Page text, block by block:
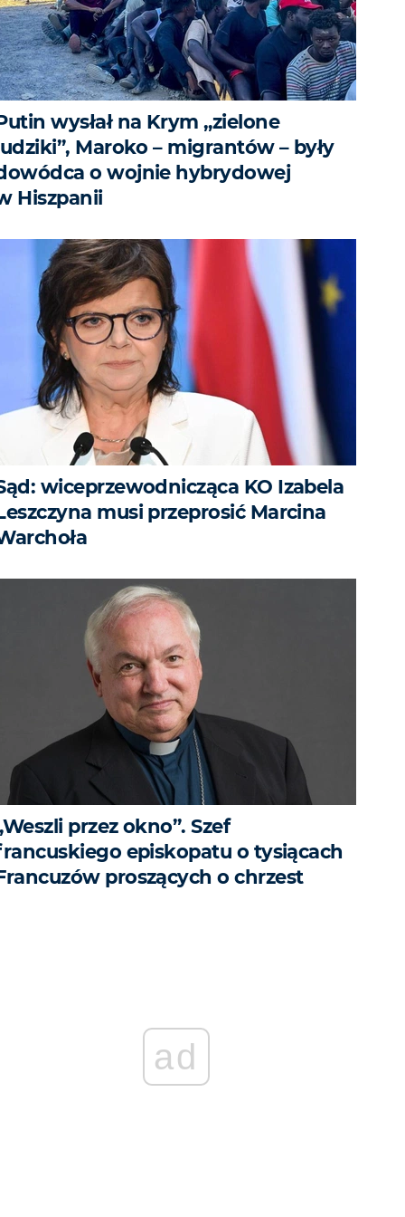
wysłał na Krym „zielone
Maroko – migrantów – były
o wojnie hybrydowej
Hiszpanii
wiceprzewodnicząca KO Izabela
musi przeprosić Marcina
przez okno”. Szef
episkopatu o tysiącach
proszących o chrzest
ad